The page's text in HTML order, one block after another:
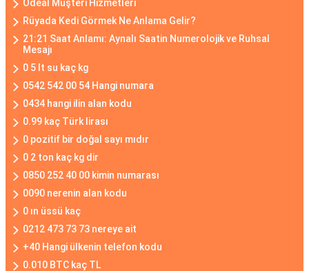
Ödeal Müşteri Hizmetleri
Rüyada Kedi Görmek Ne Anlama Gelir?
21:21 Saat Anlamı: Aynalı Saatin Numerolojik ve Ruhsal
Mesajı
0 5 lt su kaç kg
0542 542 00 54 Hangi numara
0434 hangi ilin alan kodu
0.99 kaç Türk lirası
0 pozitif bir doğal sayı mıdır
0 2 ton kaç kg dir
0850 252 40 00 kimin numarası
0090 nerenin alan kodu
0 ın üssü kaç
0212 473 73 73 nereye ait
+40 Hangi ülkenin telefon kodu
0.010 BTC kaç TL